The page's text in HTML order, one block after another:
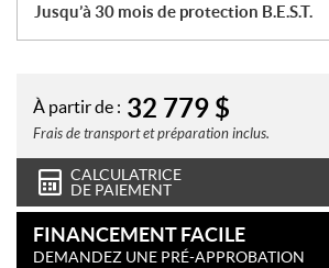
Jusqu’à 30 mois de protection B.E.S.T.
À partir de : 32 779 $
Frais de transport et préparation inclus.
CALCULATRICE
DE PAIEMENT
FINANCEMENT FACILE
DEMANDEZ UNE PRÉ-APPROBATION